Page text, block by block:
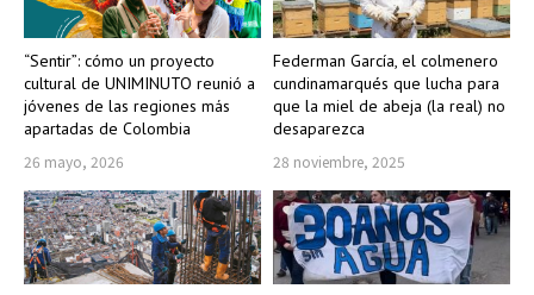
“Sentir”: cómo un proyecto
cultural de UNIMINUTO reunió a
jóvenes de las regiones más
apartadas de Colombia
26 mayo, 2026
Federman García, el colmenero
cundinamarqués que lucha para
que la miel de abeja (la real) no
desaparezca
28 noviembre, 2025